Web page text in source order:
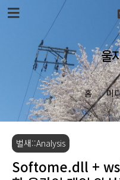
본문 바로가기
울
홈 미
벌새::Analysis
Softome.dll +